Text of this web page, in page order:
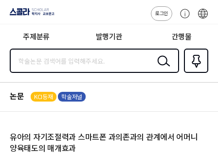
지사·교보문고
로그인
센
주제분류 발행기관 간행물
검색
즐겨찾
기0
논문 KCI등재 학술저널
유아의 자기조절력과 스마트폰 과의존과의 관계에서 어머니
양육태도의 매개효과